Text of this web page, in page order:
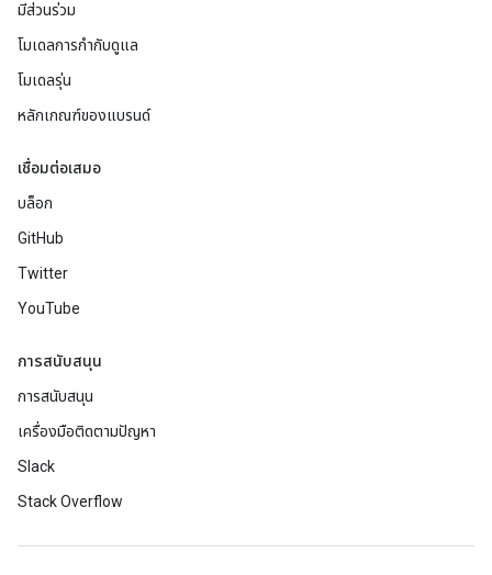
มีส่วนร่วม
โมเดลการกำกับดูแล
โมเดลรุ่น
หลักเกณฑ์ของแบรนด์
เชื่อมต่อเสมอ
บล็อก
GitHub
Twitter
YouTube
การสนับสนุน
การสนับสนุน
เครื่องมือติดตามปัญหา
Slack
Stack Overflow